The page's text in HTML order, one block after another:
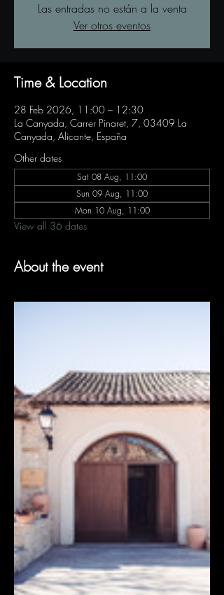
Las entradas no están a la venta
Ver otros eventos
Time & Location
28 Feb 2026, 11:00 – 12:30
La Canyada, Carrer Pinaret, 7, 03409 La
Canyada, Alicante, España
Other dates
Sat 08 Aug, 11:00
Sun 09 Aug, 11:00
Mon 10 Aug, 11:00
View all 36 dates
About the event